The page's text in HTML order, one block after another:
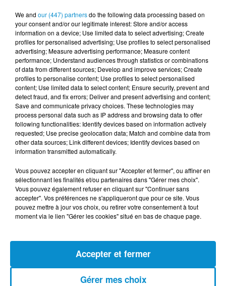
DERNIERS PODCASTS
24 juillet 2026
Les Zinformés - 24/07/26
23 juillet 2026
Les Zinformés - 23/07/26
22 juillet 2026
Les Zinformés - 22/07/26
We and our (447) partnersdo the following data processing based on
your consent and/or our legitimate interest: Store and/or access
information on a device; Use limited data to select advertising; Create
profiles for personalised advertising; Use profiles to select personalised
advertising; Measure advertising performance; Measure content
performance; Understand audiences through statistics or combinations
of data from different sources; Develop and improve services; Create
profiles to personalise content; Use profiles to select personalised
content; Use limited data to select content; Ensure security, prevent and
detect fraud, and fix errors; Deliver and present advertising and content;
Save and communicate privacy choices. These technologies may
process personal data such as IP address and browsing data to offer
following functionalities: Identify devices based on information actively
requested; Use precise geolocation data; Match and combine data from
other data sources; Link different devices; Identify devices based on
information transmitted automatically.
Vous pouvez accepter en cliquant sur "Accepter et fermer", ou affiner en
sélectionnant les finalités et/ou partenaires dans "Gérer mes choix".
Vous pouvez également refuser en cliquant sur "Continuer sans
accepter". Vos préférences ne s'appliqueront que pour ce site. Vous
pouvez mettre à jour vos choix, ou retirer votre consentement à tout
moment via le lien "Gérer les cookies" situé en bas de chaque page.
Gérer mes choix
Accepter et fermer